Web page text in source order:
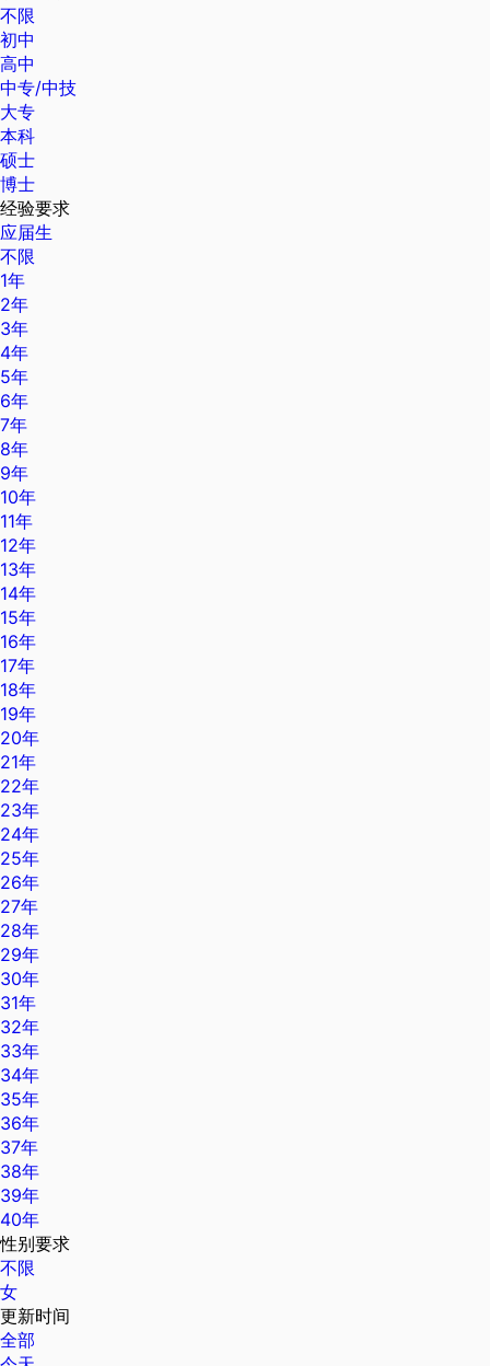
不限
初中
高中
中专/中技
大专
本科
硕士
博士
经验要求
应届生
不限
1年
2年
3年
4年
5年
6年
7年
8年
9年
10年
11年
12年
13年
14年
15年
16年
17年
18年
19年
20年
21年
22年
23年
24年
25年
26年
27年
28年
29年
30年
31年
32年
33年
34年
35年
36年
37年
38年
39年
40年
性别要求
不限
女
更新时间
全部